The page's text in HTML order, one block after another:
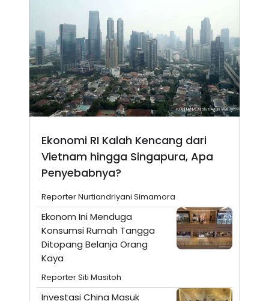
Ekonomi RI Kalah Kencang dari
Vietnam hingga Singapura, Apa
Penyebabnya?
Reporter Nurtiandriyani Simamora
Ekonom Ini Menduga
Konsumsi Rumah Tangga
Ditopang Belanja Orang
Kaya
Reporter Siti Masitoh
Investasi China Masuk